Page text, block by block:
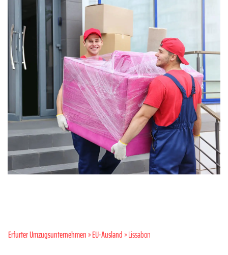
Erfurter Umzugsunternehmen»EU-Ausland» Lissabon